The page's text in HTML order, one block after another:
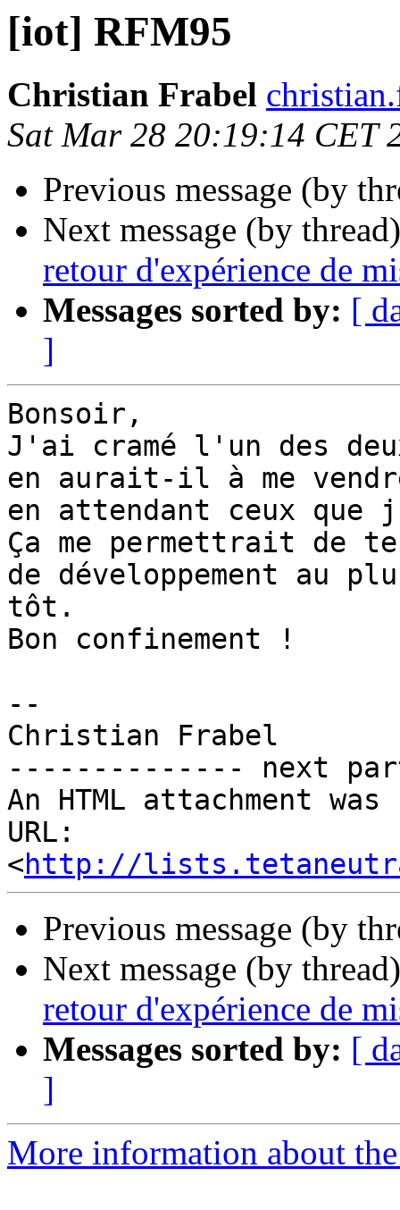
[iot] RFM95
Christian Frabel
Sat Mar 28 20:19:14 CET
Previous message (by
Next message (by
retour d'expérience de
Messages sorted by: [
]
Bonsoir,
J'ai cramé l'un des
en aurait-il à me
en attendant ceux que
Ça me permettrait de
de développement au
tôt.
Bon confinement !
--
Christian Frabel
-------------- next
An HTML attachment
URL:
<http://
Previous message (by
Next message (by
retour d'expérience de
Messages sorted by: [
]
More information about